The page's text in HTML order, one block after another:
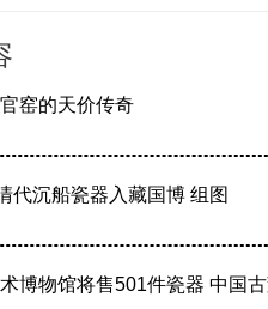
窑的天价传奇
代沉船瓷器入藏国博 组图
博物馆将售501件瓷器 中国